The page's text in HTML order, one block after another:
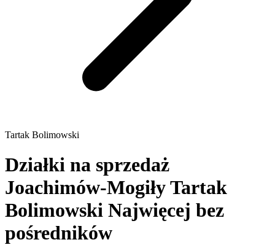
Tartak Bolimowski
Działki na sprzedaż
Joachimów-Mogiły Tartak
Bolimowski Najwięcej bez
pośredników